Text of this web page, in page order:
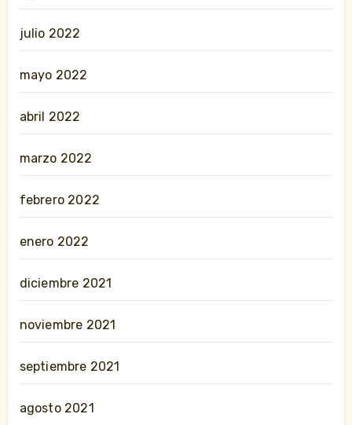
julio 2022
mayo 2022
abril 2022
marzo 2022
febrero 2022
enero 2022
diciembre 2021
noviembre 2021
septiembre 2021
agosto 2021